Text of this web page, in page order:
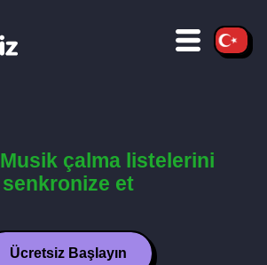
çalma listelerini
senkronize et
Ücretsiz Başlayın